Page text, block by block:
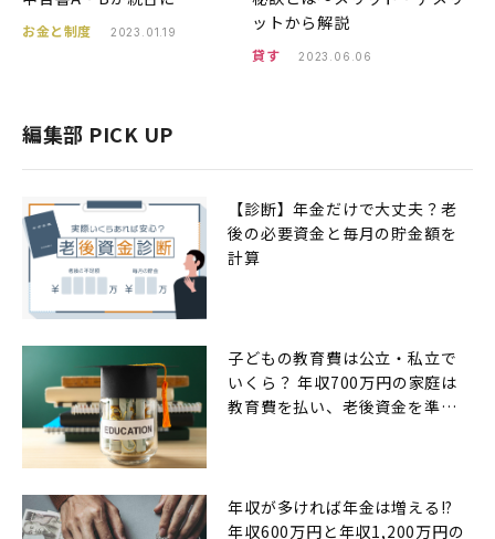
お金と制度 2023.01.19
ットから解説
貸す 2023.06.06
編集部 PICK UP
【診断】年金だけで大丈夫？老
後の必要資金と毎月の貯金額を
計算
子どもの教育費は公立・私立で
いくら？ 年収700万円の家庭は
教育費を払い、老後資金を準備
年収が多ければ年金は増える!?
年収600万円と年収1,200万円の